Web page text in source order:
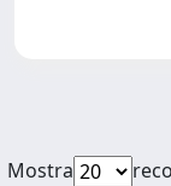
Mostra